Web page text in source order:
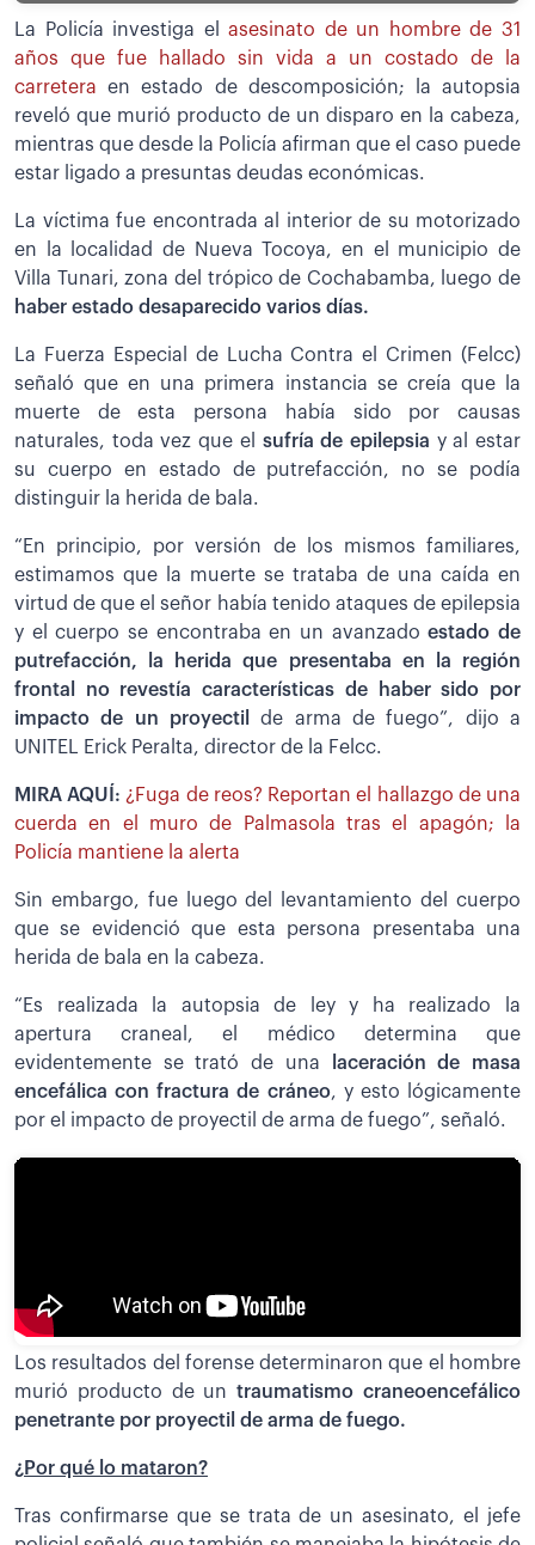
La Policía investiga elasesinato de un hombre de 31
años que fue hallado sin vida a un costado de la
carretera en estado de descomposición; la autopsia
reveló que murió producto de un disparo en la cabeza,
mientras que desde la Policía afirman que el caso puede
estar ligado a presuntas deudas económicas.
La víctima fue encontrada al interior de su motorizado
en la localidad de Nueva Tocoya, en el municipio de
Villa Tunari, zona del trópico de Cochabamba, luego de
haber estado desaparecido varios días.
La Fuerza Especial de Lucha Contra el Crimen (Felcc)
señaló que en una primera instancia se creía que la
muerte de esta persona había sido por causas
naturales, toda vez que el sufría de epilepsia y al estar
su cuerpo en estado de putrefacción, no se podía
distinguir la herida de bala.
“En principio, por versión de los mismos familiares,
estimamos que la muerte se trataba de una caída en
virtud de que el señor había tenido ataques de epilepsia
y el cuerpo se encontraba en un avanzadoestado de
putrefacción, la herida que presentaba en la región
frontal no revestía características de haber sido por
impacto de un proyectil
de arma de fuego”, dijo a
UNITEL Erick Peralta, director de la Felcc.
MIRA AQUÍ: ¿Fuga de reos? Reportan el hallazgo de una
cuerda en el muro de Palmasola tras el apagón; la
Policía mantiene la alerta
Sin embargo, fue luego del levantamiento del cuerpo
que se evidenció que esta persona presentaba una
herida de bala en la cabeza.
“Es realizada la autopsia de ley y ha realizado la
apertura craneal, el médico determina que
evidentemente se trató de una laceración de masa
encefálica con fractura de cráneo, y esto lógicamente
por el impacto de proyectil de arma de fuego”, señaló.
Los resultados del forense determinaron que el hombre
murió producto de untraumatismo craneoencefálico
penetrante por proyectil de arma de fuego.
¿Por qué lo mataron?
Tras confirmarse que se trata de un asesinato, el jefe